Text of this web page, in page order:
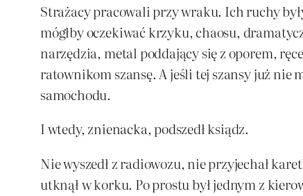
Strażacy pracowali przy wraku. Ich ruchy
mógłby oczekiwać krzyku, chaosu,
narzędzia, metal poddający się z oporem,
ratownikom szansę. A jeśli tej szansy już nie
samochodu.
I wtedy, znienacka, podszedł ksiądz.
Nie wyszedł z radiowozu, nie przyjechał
utknął w korku. Po prostu był jednym z